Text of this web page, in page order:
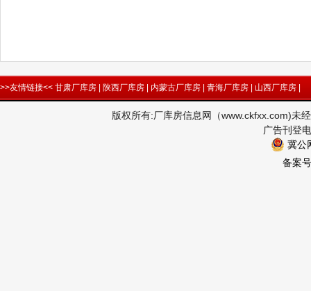
>>友情链接<< 甘肃厂库房 | 陕西厂库房 | 内蒙古厂库房 | 青海厂库房 | 山西厂库房 |
版权所有:厂库房信息网（www.ckfxx.com)未
广告刊登
冀公
备案